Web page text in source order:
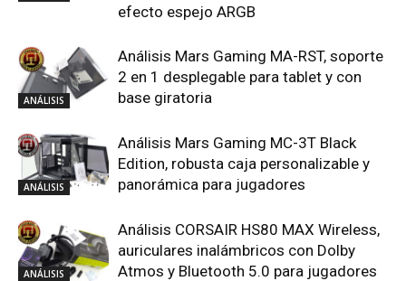
efecto espejo ARGB
ANÁLISIS
Análisis Mars Gaming MA-RST, soporte
2 en 1 desplegable para tablet y con
base giratoria
ANÁLISIS
Análisis Mars Gaming MC-3T Black
Edition, robusta caja personalizable y
panorámica para jugadores
ANÁLISIS
Análisis CORSAIR HS80 MAX Wireless,
auriculares inalámbricos con Dolby
Atmos y Bluetooth 5.0 para jugadores